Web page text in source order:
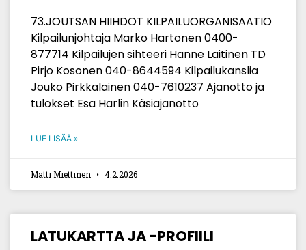
73.JOUTSAN HIIHDOT KILPAILUORGANISAATIO
Kilpailunjohtaja Marko Hartonen 0400-
877714 Kilpailujen sihteeri Hanne Laitinen TD
Pirjo Kosonen 040-8644594 Kilpailukanslia
Jouko Pirkkalainen 040-7610237 Ajanotto ja
tulokset Esa Harlin Käsiajanotto
LUE LISÄÄ »
Matti Miettinen 4.2.2026
LATUKARTTA JA -PROFIILI